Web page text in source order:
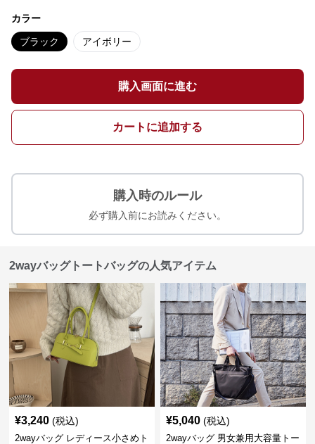
カラー
ブラック アイボリー
購入画面に進む
カートに追加する
購入時のルール
必ず購入前にお読みください。
2wayバッグトートバッグの人気アイテム
¥3,240 (税込)
2wayバッグ レディース小さめト
¥5,040 (税込)
2wayバッグ 男女兼用大容量トー